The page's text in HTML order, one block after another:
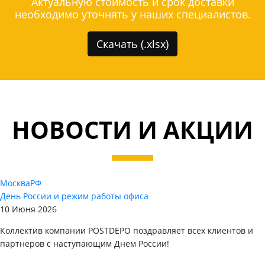
необходимо уточнять у наших специалистов.
Скачать (.xlsx)
НОВОСТИ И АКЦИИ
МоскваРФ
День России и режим работы офиса
10 Июня 2026
Коллектив компании POSTDEPO поздравляет всех клиентов и
партнеров с наступающим Днем России!